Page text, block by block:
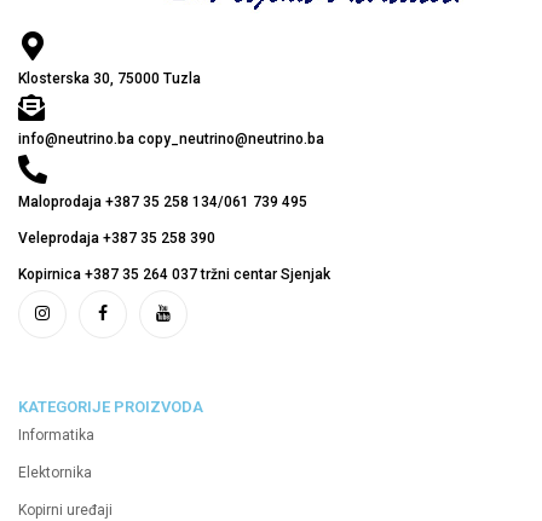
Klosterska 30, 75000 Tuzla
info@neutrino.ba copy_neutrino@neutrino.ba
Maloprodaja +387 35 258 134/061 739 495
Veleprodaja +387 35 258 390
Kopirnica +387 35 264 037 tržni centar Sjenjak
KATEGORIJE PROIZVODA
Informatika
Elektornika
Kopirni uređaji